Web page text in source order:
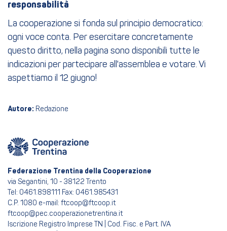
responsabilità
La cooperazione si fonda sul principio democratico:
ogni voce conta. Per esercitare concretamente
questo diritto, nella pagina sono disponibili tutte le
indicazioni per partecipare all'assemblea e votare. Vi
aspettiamo il 12 giugno!
Autore: Redazione
Federazione Trentina della Cooperazione
via Segantini, 10 - 38122 Trento
Tel: 0461.898111 Fax: 0461.985431
C.P. 1080 e-mail: ftcoop@ftcoop.it
ftcoop@pec.cooperazionetrentina.it
Iscrizione Registro Imprese TN | Cod. Fisc. e Part. IVA